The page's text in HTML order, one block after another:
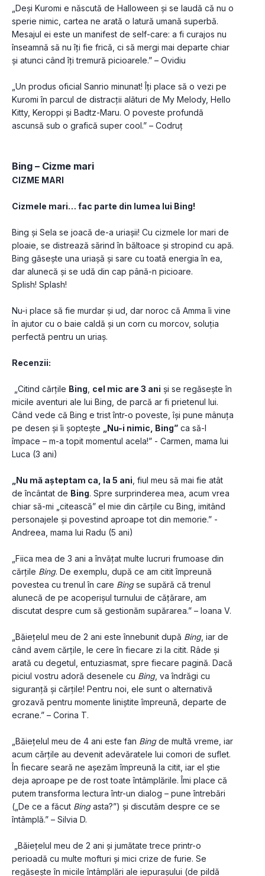
„Deși Kuromi e născută de Halloween și se laudă că nu o
sperie nimic, cartea ne arată o latură umană superbă.
Mesajul ei este un manifest de self-care: a fi curajos nu
înseamnă să nu îți fie frică, ci să mergi mai departe chiar
și atunci când îți tremură picioarele.” – Ovidiu
„Un produs oficial Sanrio minunat! Îți place să o vezi pe
Kuromi în parcul de distracții alături de My Melody, Hello
Kitty, Keroppi și Badtz-Maru. O poveste profundă
ascunsă sub o grafică super cool.” – Codruț
Bing – Cizme mari
CIZME MARI
Cizmele mari… fac parte din lumea lui Bing!
Bing și Sela se joacă de-a uriașii! Cu cizmele lor mari de
ploaie, se distrează sărind în băltoace și stropind cu apă.
Bing găsește una uriașă și sare cu toată energia în ea,
dar alunecă și se udă din cap până-n picioare.
Splish! Splash!
Nu-i place să fie murdar și ud, dar noroc că Amma îi vine
în ajutor cu o baie caldă și un corn cu morcov, soluția
perfectă pentru un uriaș.
Recenzii:
„Citind cărțile Bing cel mic are 3 ani și se regăsește în
micile aventuri ale lui Bing, de parcă ar fi prietenul lui.
Când vede că Bing e trist într-o poveste, își pune mânuța
pe desen și îi șoptește
„Nu-i nimic, Bing” ca să-l
împace – m-a topit momentul acela!” - Carmen, mama lui
Luca (3 ani)
„Nu mă așteptam ca, la 5 ani , fiul meu să mai fie atât
de încântat de Bing. Spre surprinderea mea, acum vrea
chiar să-mi „citească” el mie din cărțile cu Bing, imitând
personajele și povestind aproape tot din memorie.” -
Andreea, mama lui Radu (5 ani)
„Fiica mea de 3 ani a învățat multe lucruri frumoase din
cărțile Bing. De exemplu, după ce am citit împreună
povestea cu trenul în care Bing se supără că trenul
alunecă de pe acoperișul turnului de cățărare, am
discutat despre cum să gestionăm supărarea.” – Ioana V.
„Băiețelul meu de 2 ani este înnebunit după Bing, iar de
când avem cărțile, le cere în fiecare zi la citit. Râde și
arată cu degetul, entuziasmat, spre fiecare pagină. Dacă
piciul vostru adoră desenele cu Bing, va îndrăgi cu
siguranță și cărțile! Pentru noi, ele sunt o alternativă
grozavă pentru momente liniștite împreună, departe de
ecrane.” – Corina T.
„Băiețelul meu de 4 ani este fan Bing de multă vreme, iar
acum cărțile au devenit adevăratele lui comori de suflet.
În fiecare seară ne așezăm împreună la citit, iar el știe
deja aproape pe de rost toate întâmplările. Îmi place că
putem transforma lectura într-un dialog – pune întrebări
(„De ce a făcut Bing asta?”) și discutăm despre ce se
întâmplă.” – Silvia D.
„Băiețelul meu de 2 ani și jumătate trece printr-o
perioadă cu multe mofturi și mici crize de furie. Se
regăsește în micile întâmplări ale iepurașului (de pildă